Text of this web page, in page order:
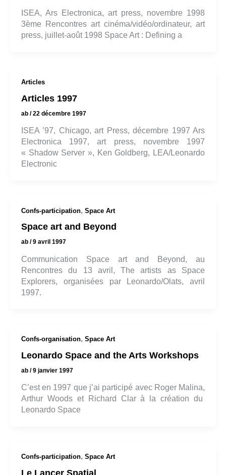
ISEA, Ars Electronica, art press, novembre 1998
3ème Rencontres art cinéma/vidéo/ordinateur, art
press, juillet-août 1998 Space Art : Defining a
Articles
Articles 1997
ab /22 décembre 1997
ISEA ’97, Chicago, art Press, décembre 1997 Ars
Electronica 1997, art press, novembre 1997
« Shadow Server », Ken Goldberg, LEA/Leonardo
Electronic
Confs-participation, Space Art
Space art and Beyond
ab /9 avril 1997
Communication Space art and Beyond, au
Rencontres du 13 avril, The artists as Space
Explorers, organisées par Leonardo/Olats, avril
1997.
Confs-organisation, Space Art
Leonardo Space and the Arts Workshops
ab /9 janvier 1997
C’est en 1997 que j’ai participé avec Roger Malina,
Arthur Woods et Richard Clar à la création du
Leonardo Space
Confs-participation, Space Art
Le Lancer Spatial